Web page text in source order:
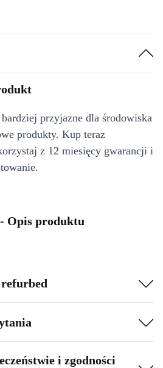
przyjazne dla środowiska
produkty. Kup teraz
z 12 miesięcy gwarancji i
Opis produktu
i zgodności